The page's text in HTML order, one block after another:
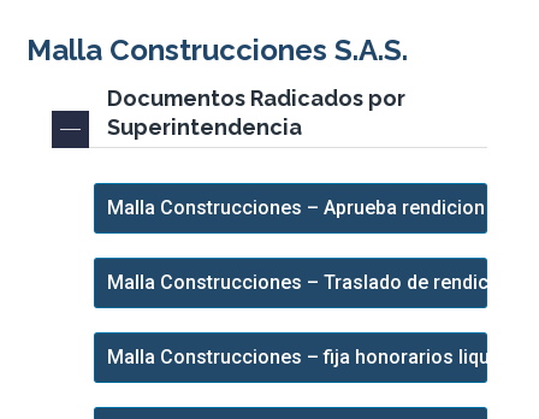
Malla Construcciones S.A.S.
Documentos Radicados por
Superintendencia
Malla Construcciones – Aprueba rendicion
Malla Construcciones – Traslado de rendición
Malla Construcciones – fija honorarios